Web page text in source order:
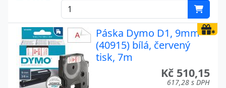
Páska Dymo D1, 9mm
(40915) bílá, červený
tisk, 7m
Kč 510,15
617,28 s DPH